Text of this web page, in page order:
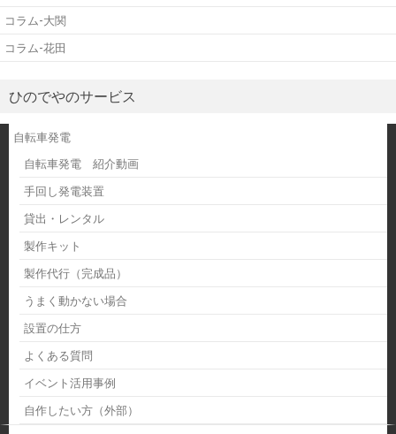
コラム-大関
コラム-花田
ひのでやのサービス
自転車発電
自転車発電 紹介動画
手回し発電装置
貸出・レンタル
製作キット
製作代行（完成品）
うまく動かない場合
設置の仕方
よくある質問
イベント活用事例
自作したい方（外部）